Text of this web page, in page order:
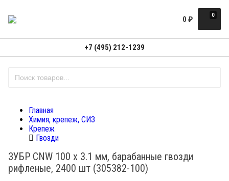
0
0 ₽
+7 (495) 212-1239
Главная
Химия, крепеж, СИЗ
Крепеж
Гвозди
ЗУБР CNW 100 х 3.1 мм, барабанные гвозди
рифленые, 2400 шт (305382-100)